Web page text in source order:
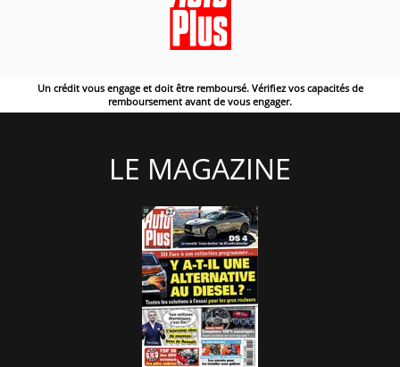
Un crédit vous engage et doit être remboursé. Vérifiez vos capacités de
remboursement avant de vous engager.
LE MAGAZINE